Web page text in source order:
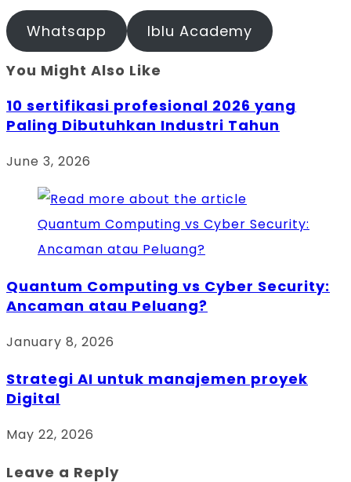
Whatsapp
Iblu Academy
You Might Also Like
10 sertifikasi profesional 2026 yang
Paling Dibutuhkan Industri Tahun
June 3, 2026
Quantum Computing vs Cyber Security:
Ancaman atau Peluang?
January 8, 2026
Strategi AI untuk manajemen proyek
Digital
May 22, 2026
Leave a Reply